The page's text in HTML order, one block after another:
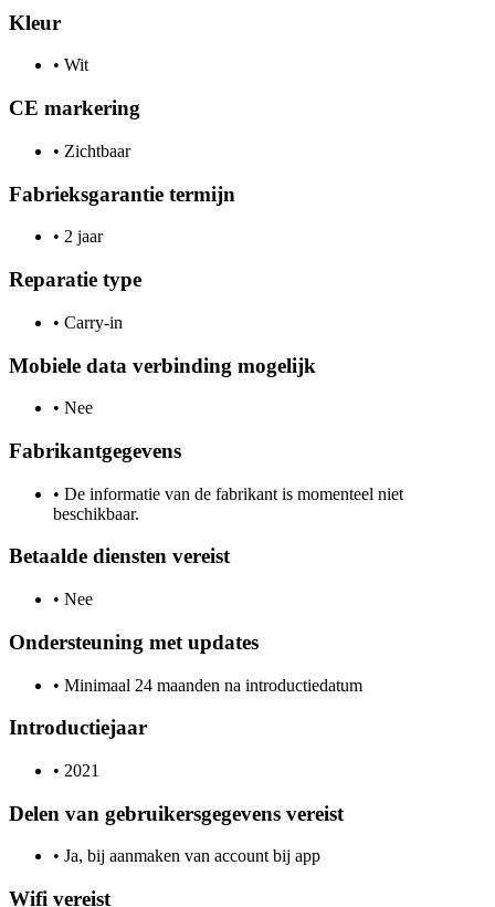
Kleur
• Wit
CE markering
• Zichtbaar
Fabrieksgarantie termijn
• 2 jaar
Reparatie type
• Carry-in
Mobiele data verbinding mogelijk
• Nee
Fabrikantgegevens
• De informatie van de fabrikant is momenteel niet
beschikbaar.
Betaalde diensten vereist
• Nee
Ondersteuning met updates
• Minimaal 24 maanden na introductiedatum
Introductiejaar
• 2021
Delen van gebruikersgegevens vereist
• Ja, bij aanmaken van account bij app
Wifi vereist